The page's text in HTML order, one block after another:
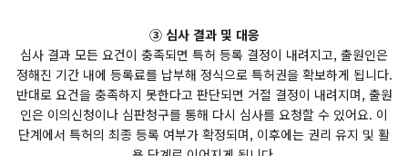
③ 심사 결과 및 대응
심사 결과 모든 요건이 충족되면 특허 등록 결정이 내려지고, 출원인은
정해진 기간 내에 등록료를 납부해 정식으로 특허권을 확보하게 됩니다.
반대로 요건을 충족하지 못한다고 판단되면 거절 결정이 내려지며, 출원
인은 이의신청이나 심판청구를 통해 다시 심사를 요청할 수 있어요. 이
단계에서 특허의 최종 등록 여부가 확정되며, 이후에는 권리 유지 및 활